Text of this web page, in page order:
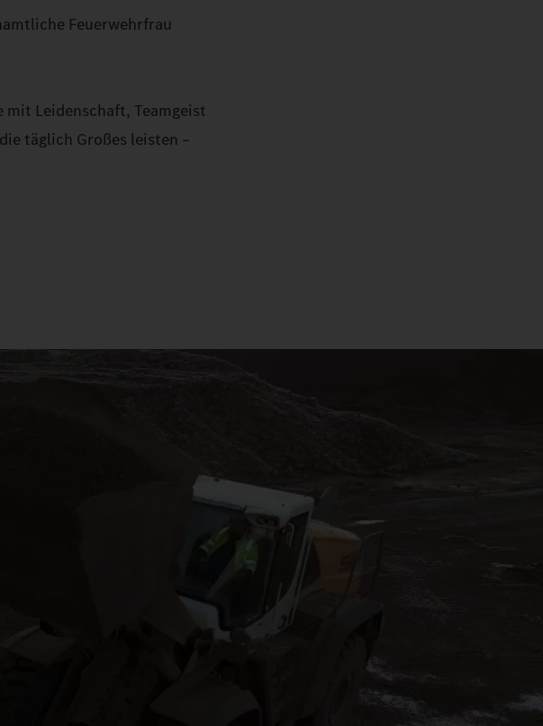
Feuerwehrfrau
Leidenschaft, Teamgeist
täglich Großes leisten –